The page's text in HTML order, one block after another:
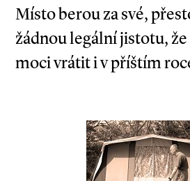
Místo berou za své,
žádnou legální jistotu,
moci vrátit i v příštím